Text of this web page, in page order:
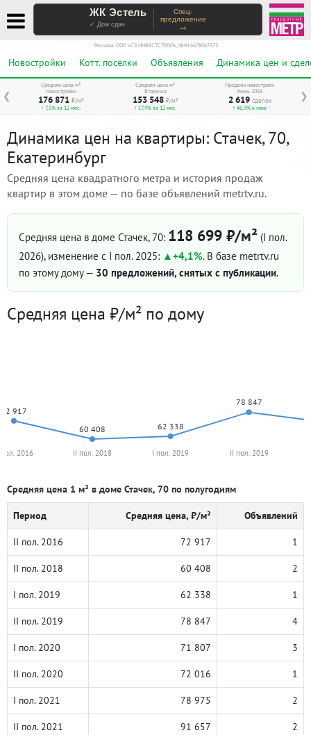
ЖК Эстель
✓ Дом сдан
Спец-
предложение
→
Реклама. ООО «СЗ ИНВЕСТСТРОЙ», ИНН 6678067973
Новостройки Котт. посёлки Объявления Динамика цен и
❮ ❯
Средняя цена м²
Новостройки
176 871 ₽/м²
↑ 7,5% за 12 мес.
Средняя цена м²
Вторичка
153 548 ₽/м²
↑ 17,9% за 12 мес.
Продажи новостроек
Июнь 2026
2 619 сделок
↑ 46,9% к маю
Динамика цен на квартиры: Стачек, 70,
Екатеринбург
Средняя цена квадратного метра и история продаж
квартир в этом доме — по базе объявлений metrtv.ru.
Средняя цена в доме Стачек, 70: 118 699 ₽/м² (I пол.
2026), изменение с I пол. 2025: +4,1%. В базе metrtv.ru
по этому дому — 30 предложений, снятых с публикации.
Средняя цена ₽/м² по дому
72 917
60 408 62 338
78 847
2016 II пол. 2018 I пол. 2019 II пол. 2019
Средняя цена 1 м² в доме Стачек, 70 по полугодиям
Период Средняя цена, ₽/м² Объявлений
II пол. 2016 72 917 1
II пол. 2018 60 408 2
I пол. 2019 62 338 1
II пол. 2019 78 847 4
I пол. 2020 71 807 3
II пол. 2020 72 016 1
I пол. 2021 78 975 2
II пол. 2021 91 657 2